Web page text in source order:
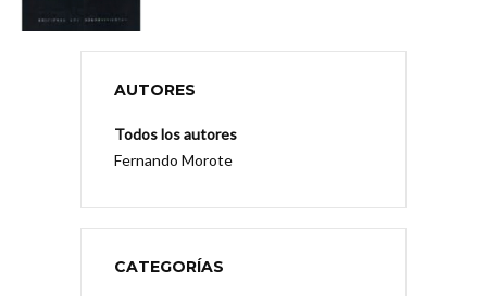
AUTORES
Todos los autores
Fernando Morote
CATEGORÍAS